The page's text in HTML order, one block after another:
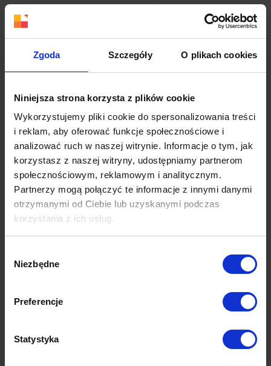
Zgoda Szczegóły O plikach cookies
Niniejsza strona korzysta z plików cookie
Wykorzystujemy pliki cookie do spersonalizowania treści
i reklam, aby oferować funkcje społecznościowe i
analizować ruch w naszej witrynie. Informacje o tym, jak
korzystasz z naszej witryny, udostępniamy partnerom
społecznościowym, reklamowym i analitycznym.
Partnerzy mogą połączyć te informacje z innymi danymi
otrzymanymi od Ciebie lub uzyskanymi podczas
korzystania z ich usług.
Polityki Prywatności Google
zgody
Niezbędne
Preferencje
Statystyka
“Nasz główny cel jest bardzo prosty. Chcemy
zmniejszyć liczbę złych reklam, chcemy mieć
to zapłacił i pełnię tego, co inni mogą zobaczyć”
Sheryl Sandberg (Facebook COO)